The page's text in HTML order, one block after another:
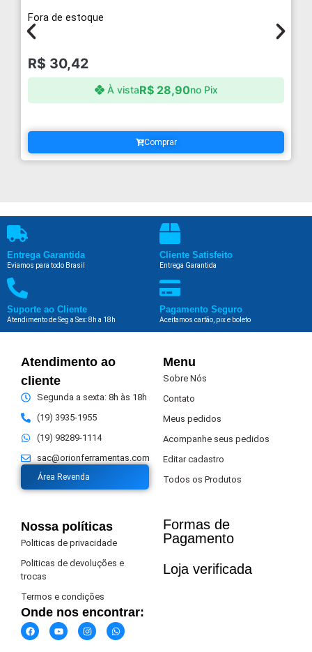
Fora de estoque
R$ 30,42
À vistaR$28,90no Pix
Comprar
Entrega Garantida
Eviamos para todo Brasil
Cliente Satisfeito
Entrega Garantida
Suporte ao Cliente
Atendimento de Seg a Sex: 8h a 18h
Pagamento Seguro
Aceitamos cartão, pix e boleto
Atendimento ao
cliente
Segunda a sexta: 8h às 18h
(19) 3935-1955
(19) 98289-1114
sac@orionferramentas.com
Área Revenda
Menu
Sobre Nós
Contato
Meus pedidos
Acompanhe seus pedidos
Editar cadastro
Todos os Produtos
Nossa políticas
Politicas de privacidade
Politicas de devoluções e
trocas
Termos e condições
Onde nos encontrar:
Formas de
Pagamento​
Loja verificada